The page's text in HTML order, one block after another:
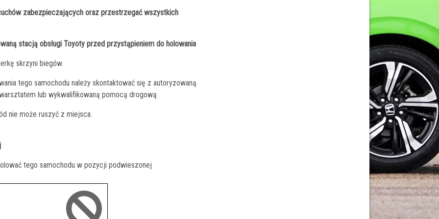
zabezpieczających oraz przestrzegać wszystkich
stacją obsługi Toyoty przed przystąpieniem do holowania
skrzyni biegów.
tego samochodu należy skontaktować się z autoryzowaną
lub wykwalifikowaną pomocą drogową
nie może ruszyć z miejsca.
tego samochodu w pozycji podwieszonej